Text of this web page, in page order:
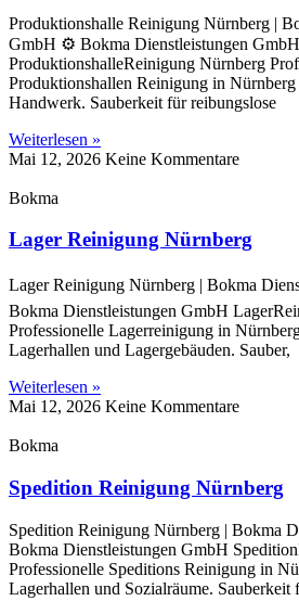
Produktionshalle Reinigung Nürnberg |
GmbH ⚙️ Bokma Dienstleistungen GmbH
ProduktionshalleReinigung Nürnberg
Produktionshallen Reinigung in
Handwerk. Sauberkeit für reibungslose
Weiterlesen »
Mai 12, 2026 Keine Kommentare
Bokma
Lager Reinigung Nürnberg
Lager Reinigung Nürnberg | Bokma
Bokma Dienstleistungen GmbH
Professionelle Lagerreinigung in
Lagerhallen und Lagergebäuden. Sauber,
Weiterlesen »
Mai 12, 2026 Keine Kommentare
Bokma
Spedition Reinigung Nürnberg
Spedition Reinigung Nürnberg | Bokma
Bokma Dienstleistungen GmbH
Professionelle Speditions Reinigung in
Lagerhallen und Sozialräume. Sauberkeit